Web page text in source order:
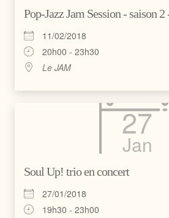
Pop-Jazz Jam Session - saison 2
11/02/2018
20h00 - 23h30
Le JAM
27
Jan
Soul Up! trio en concert
27/01/2018
19h30 - 23h00